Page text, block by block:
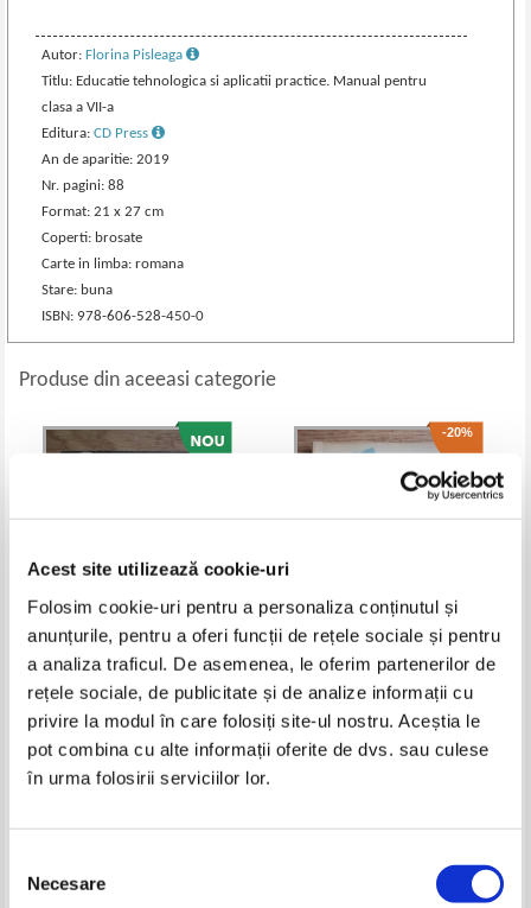
Acest site utilizează cookie-uri
Folosim cookie-uri pentru a personaliza conținutul și
anunțurile, pentru a oferi funcții de rețele sociale și pentru
a analiza traficul. De asemenea, le oferim partenerilor de
rețele sociale, de publicitate și de analize informații cu
privire la modul în care folosiți site-ul nostru. Aceștia le
pot combina cu alte informații oferite de dvs. sau culese
în urma folosirii serviciilor lor.
consimțământului
Necesare
Autor:Florina Pisleaga
Titlu: Educatie tehnologica si aplicatii practice. Manual pentru
clasa a VII-a
Editura:CD Press
An de aparitie: 2019
Nr. pagini: 88
Format: 21 x 27 cm
Coperti: brosate
Carte in limba: romana
Stare: buna
ISBN: 978-606-528-450-0
Produse din aceeasi categorie
I. T. Predescu - 300 de retete
pentru scoaterea petelor
Pret:10,00 Lei
Adaugă în coș
-20%
Tiberiu Belgrader - Manualul
Pret:12,00Lei 9,60 Lei
Adaugă în coș
-35% -20%